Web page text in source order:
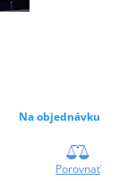
Na objednávku
Porovnať